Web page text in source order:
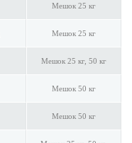
Мешок 25 кг
Мешок 25 кг
Мешок 25 кг, 50 кг
Мешок 50 кг
Мешок 50 кг